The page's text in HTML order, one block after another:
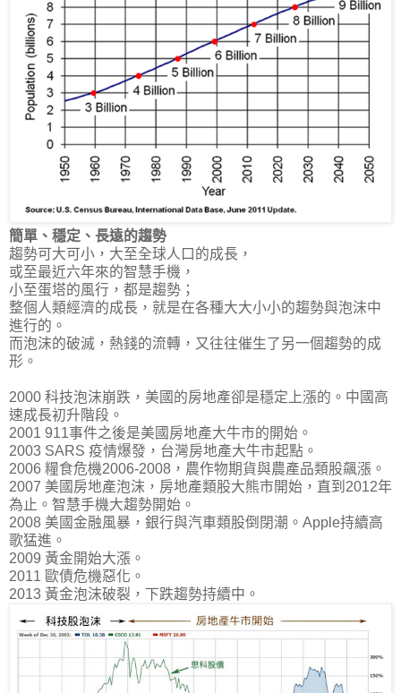
簡單、穩定、長遠的趨勢
趨勢可大可小，大至全球人口的成長，
或至最近六年來的智慧手機，
小至蛋塔的風行，都是趨勢；
整個人類經濟的成長，就是在各種大大小小的趨勢與泡沫中
進行的。
而泡沫的破滅，熱錢的流轉，又往往催生了另一個趨勢的成
形 。
2000 科技泡沫崩跌，美國的房地產卻是穩定上漲的。中國高
速成長初升階段。
2001 911事件之後是美國房地產大牛市的開始。
2003 SARS 疫情爆發，台灣房地產大牛市起點。
2006 糧食危機2006-2008，農作物期貨與農產品類股飆漲。
2007 美國房地產泡沫，房地產類股大熊市開始，直到2012年
為止。智慧手機大趨勢開始。
2008 美國金融風暴，銀行與汽車類股倒閉潮。Apple持續高
歌猛進。
2009 黃金開始大漲。
2011 歐債危機惡化。
2013 黃金泡沫破裂，下跌趨勢持續中。